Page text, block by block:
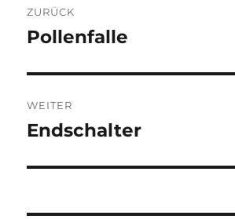
ZURÜCK
Vorheriger
Pollenfalle
WEITER
Nächster
Endschalter